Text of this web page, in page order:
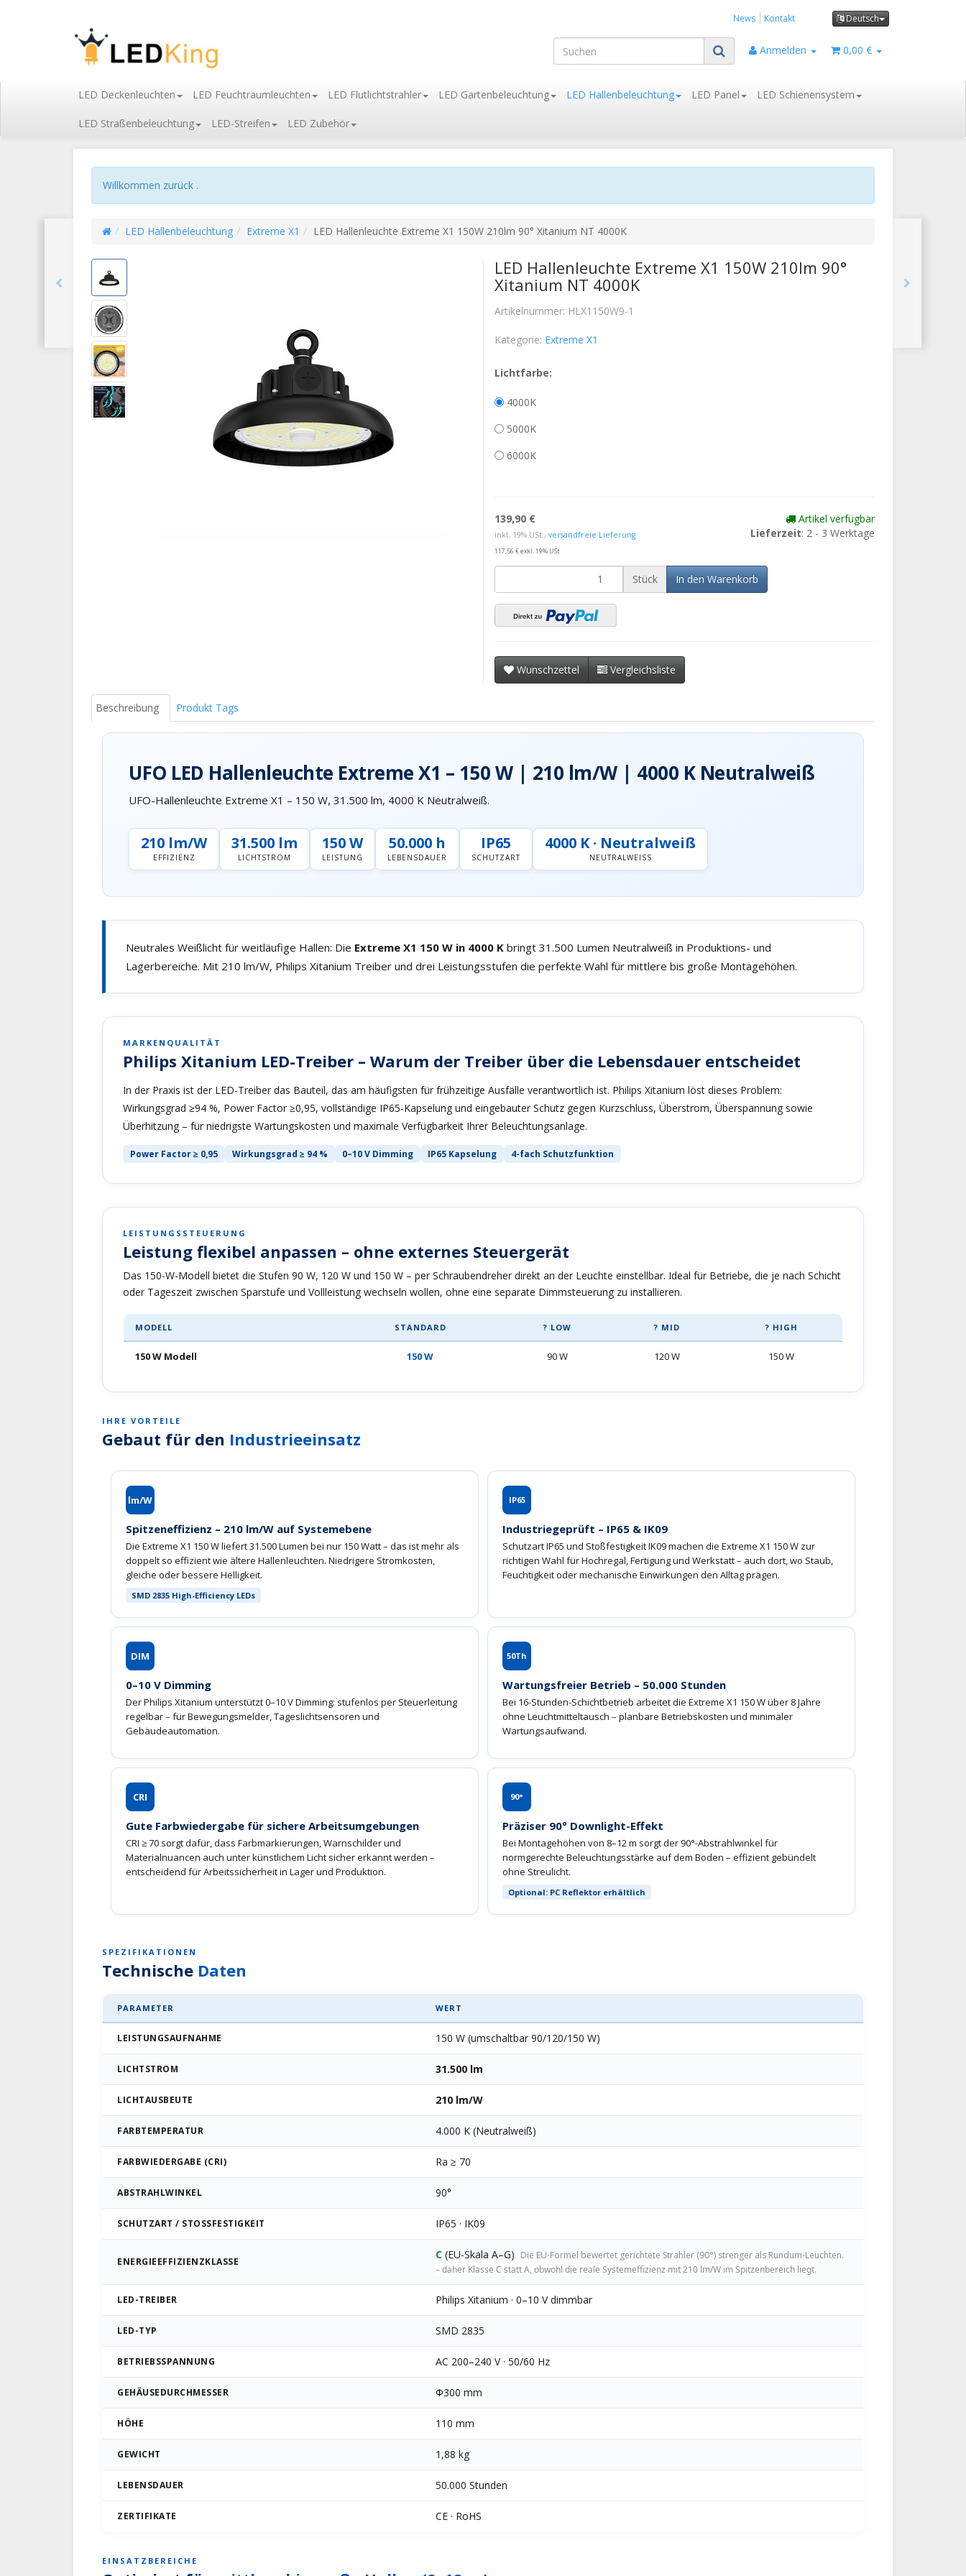
Deutsch
News Kontakt
Anmelden 0,00 €
LED Deckenleuchten LED Feuchtraumleuchten LED Flutlichtstrahler LED Gartenbeleuchtung LED Hallenbeleuchtung LED Panel LED Schienensystem
LED Straßenbeleuchtung LED-Streifen LED Zubehör
Willkommen zurück .
LED Hallenbeleuchtung Extreme X1 LED Hallenleuchte Extreme X1 150W 210lm 90° Xitanium NT 4000K
LED Hallenleuchte Extreme X1 150W 210lm 90°
Xitanium NT 4000K
Artikelnummer: HLX1150W9-1
Kategorie: Extreme X1
Lichtfarbe:
4000K
5000K
6000K
139,90 €
inkl. 19% USt., versandfreie Lieferung
117,56 € exkl. 19% USt
Artikel verfügbar
Lieferzeit: 2 - 3 Werktage
Stück In den Warenkorb
Wunschzettel Vergleichsliste
Beschreibung Produkt Tags
UFO LED Hallenleuchte Extreme X1 – 150 W | 210 lm/W | 4000 K Neutralweiß
UFO-Hallenleuchte Extreme X1 – 150 W, 31.500 lm, 4000 K Neutralweiß.
210 lm/W
EFFIZIENZ
31.500 lm
LICHTSTROM
150 W
LEISTUNG
50.000 h
LEBENSDAUER
IP65
SCHUTZART
4000 K · Neutralweiß
NEUTRALWEISS
Neutrales Weißlicht für weitläufige Hallen: Die Extreme X1 150 W in 4000 K bringt 31.500 Lumen Neutralweiß in Produktions- und
Lagerbereiche. Mit 210 lm/W, Philips Xitanium Treiber und drei Leistungsstufen die perfekte Wahl für mittlere bis große Montagehöhen.
MARKENQUALITÄT
Philips Xitanium LED-Treiber – Warum der Treiber über die Lebensdauer entscheidet
In der Praxis ist der LED-Treiber das Bauteil, das am häufigsten für frühzeitige Ausfälle verantwortlich ist. Philips Xitanium löst dieses Problem:
Wirkungsgrad ≥94 %, Power Factor ≥0,95, vollständige IP65-Kapselung und eingebauter Schutz gegen Kurzschluss, Überstrom, Überspannung sowie
Überhitzung – für niedrigste Wartungskosten und maximale Verfügbarkeit Ihrer Beleuchtungsanlage.
Power Factor ≥ 0,95 Wirkungsgrad ≥ 94 % 0–10 V Dimming IP65 Kapselung 4-fach Schutzfunktion
LEISTUNGSSTEUERUNG
Leistung flexibel anpassen – ohne externes Steuergerät
Das 150-W-Modell bietet die Stufen 90 W, 120 W und 150 W – per Schraubendreher direkt an der Leuchte einstellbar. Ideal für Betriebe, die je nach Schicht
oder Tageszeit zwischen Sparstufe und Vollleistung wechseln wollen, ohne eine separate Dimmsteuerung zu installieren.
MODELL STANDARD ? LOW ? MID ? HIGH
150 W Modell 150 W 90 W 120 W 150 W
IHRE VORTEILE
Gebaut für den Industrieeinsatz
lm/W
Spitzeneffizienz – 210 lm/W auf Systemebene
Die Extreme X1 150 W liefert 31.500 Lumen bei nur 150 Watt – das ist mehr als
doppelt so effizient wie ältere Hallenleuchten. Niedrigere Stromkosten,
gleiche oder bessere Helligkeit.
SMD 2835 High-Efficiency LEDs
IP65
Industriegeprüft – IP65 & IK09
Schutzart IP65 und Stoßfestigkeit IK09 machen die Extreme X1 150 W zur
richtigen Wahl für Hochregal, Fertigung und Werkstatt – auch dort, wo Staub,
Feuchtigkeit oder mechanische Einwirkungen den Alltag prägen.
DIM
0–10 V Dimming
Der Philips Xitanium unterstützt 0–10 V Dimming: stufenlos per Steuerleitung
regelbar – für Bewegungsmelder, Tageslicht­sensoren und
Gebäudeautomation.
50Th
Wartungsfreier Betrieb – 50.000 Stunden
Bei 16-Stunden-Schichtbetrieb arbeitet die Extreme X1 150 W über 8 Jahre
ohne Leuchtmitteltausch – planbare Betriebskosten und minimaler
Wartungsaufwand.
CRI
Gute Farbwiedergabe für sichere Arbeitsumgebungen
CRI ≥ 70 sorgt dafür, dass Farbmarkierungen, Warnschilder und
Materialnuancen auch unter künstlichem Licht sicher erkannt werden –
entscheidend für Arbeitssicherheit in Lager und Produktion.
90°
Präziser 90° Downlight-Effekt
Bei Montagehöhen von 8–12 m sorgt der 90°-Abstrahlwinkel für
normgerechte Beleuchtungsstärke auf dem Boden – effizient gebündelt
ohne Streulicht.
Optional: PC Reflektor erhältlich
SPEZIFIKATIONEN
Technische Daten
PARAMETER WERT
LEISTUNGSAUFNAHME 150 W (umschaltbar 90/120/150 W)
LICHTSTROM 31.500 lm
LICHTAUSBEUTE 210 lm/W
FARBTEMPERATUR 4.000 K (Neutralweiß)
FARBWIEDERGABE (CRI) Ra ≥ 70
ABSTRAHLWINKEL 90°
SCHUTZART / STOSSFESTIGKEIT IP65 · IK09
ENERGIEEFFIZIENZKLASSE
C (EU-Skala A–G) Die EU-Formel bewertet gerichtete Strahler (90°) strenger als Rundum-Leuchten.
– daher Klasse C statt A, obwohl die reale Systemeffizienz mit 210 lm/W im Spitzenbereich liegt.
LED-TREIBER Philips Xitanium · 0–10 V dimmbar
LED-TYP SMD 2835
BETRIEBSSPANNUNG AC 200–240 V · 50/60 Hz
GEHÄUSEDURCHMESSER Φ300 mm
HÖHE 110 mm
GEWICHT 1,88 kg
LEBENSDAUER 50.000 Stunden
ZERTIFIKATE CE · RoHS
EINSATZBEREICHE